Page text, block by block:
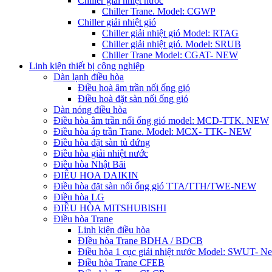
Chiller Trane. Model: CGWP
Chiller giải nhiệt gió
Chiller giải nhiệt gió Model: RTAG
Chiller giải nhiệt gió. Model: SRUB
Chiller Trane Model: CGAT- NEW
Linh kiện thiết bị công nghiệp
Dàn lạnh điều hòa
Điều hoà âm trần nối ống gió
Điều hoà đặt sàn nối ống gió
Dàn nóng điều hòa
Điều hòa âm trần nối ống gió model: MCD-TTK. NEW
Điều hòa áp trần Trane. Model: MCX- TTK- NEW
Điều hòa đặt sàn tủ đứng
Điều hòa giải nhiệt nước
Điều hòa Nhật Bãi
ĐIÊU HOA DAIKIN
Điều hòa đặt sàn nối ống gió TTA/TTH/TWE-NEW
Điều hòa LG
ĐIỀU HÒA MITSHUBISHI
Điều hòa Trane
Linh kiện điều hòa
ĐIều hòa Trane BDHA / BDCB
Điều hòa 1 cục giải nhiệt nước Model: SWUT-
Điều hòa Trane CFEB